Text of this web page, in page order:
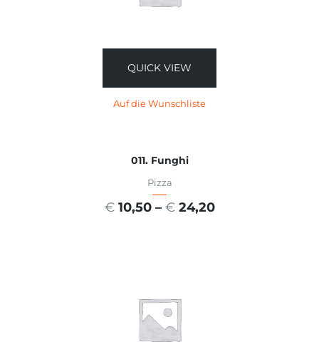
QUICK VIEW
Auf die Wunschliste
011. Funghi
Pizza
€ 10,50 – € 24,20